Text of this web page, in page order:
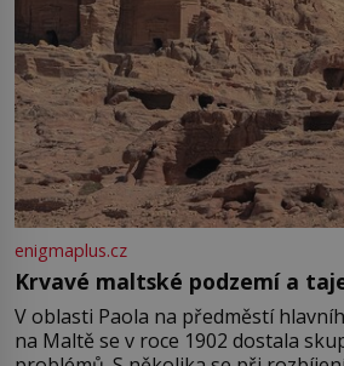
enigmaplus.cz
Krvavé maltské podzemí a
V oblasti Paola na předměstí
na Maltě se v roce 1902 dostala